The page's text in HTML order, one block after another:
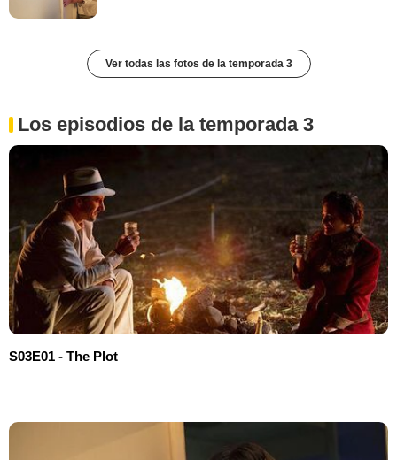
Ver todas las fotos de la temporada 3
Los episodios de la temporada 3
S03E01 - The Plot